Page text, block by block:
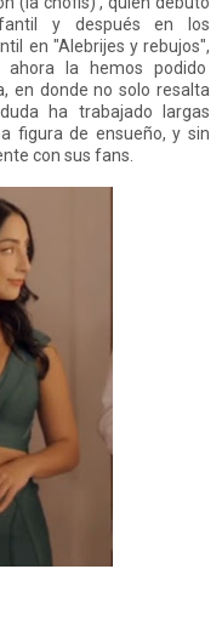
y después en los
en "Alebrijes y rebujos",
ahora la hemos podido
en donde no solo resalta
ha trabajado largas
figura de ensueño, y sin
con sus fans.